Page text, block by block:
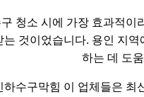
청소 시에 가장 효과적이
는 것이었습니다. 용인 지
하는 데 도
하수구막힘 이 업체들은 최